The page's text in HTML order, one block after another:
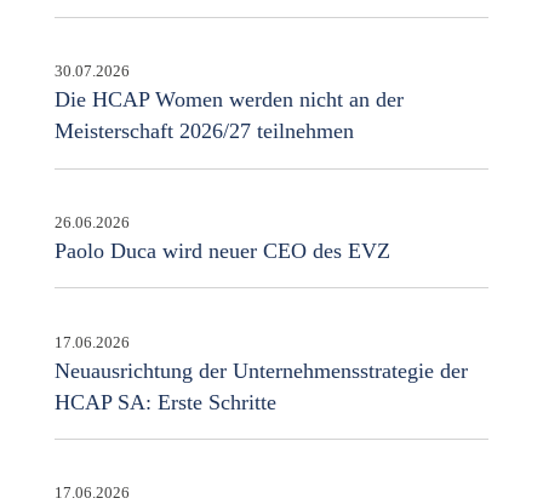
30.07.2026
Die HCAP Women werden nicht an der
Meisterschaft 2026/27 teilnehmen
26.06.2026
Paolo Duca wird neuer CEO des EVZ
17.06.2026
Neuausrichtung der Unternehmensstrategie der
HCAP SA: Erste Schritte
17.06.2026